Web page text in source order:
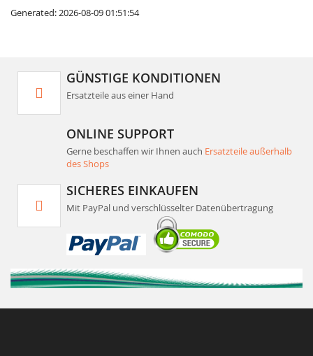
Generated: 2026-08-09 01:51:54
GÜNSTIGE KONDITIONEN
Ersatzteile aus einer Hand
ONLINE SUPPORT
Gerne beschaffen wir Ihnen auch Ersatzteile außerhalb
des Shops
SICHERES EINKAUFEN
Mit PayPal und verschlüsselter Datenübertragung